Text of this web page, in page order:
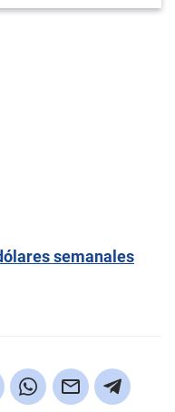
semanales